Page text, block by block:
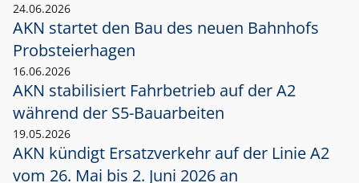
24.06.2026
AKN startet den Bau des neuen Bahnhofs
Probsteierhagen
16.06.2026
AKN stabilisiert Fahrbetrieb auf der A2
während der S5-Bauarbeiten
19.05.2026
AKN kündigt Ersatzverkehr auf der Linie A2
vom 26. Mai bis 2. Juni 2026 an